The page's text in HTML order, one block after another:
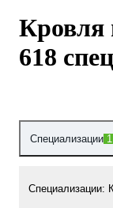
Кровля
618
Специализации 1
Специализации: